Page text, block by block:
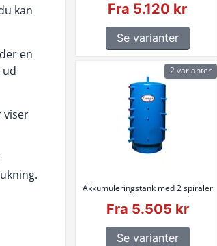
kan
en
ud
viser
Fra 5.120 kr
Se varianter
Akkumuleringstank med 2 spiraler
Fra 5.505 kr
Se varianter
2 varianter